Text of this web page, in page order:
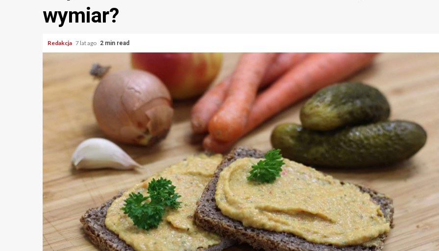
wymiar?
Redakcja 7 lat ago 2 min read